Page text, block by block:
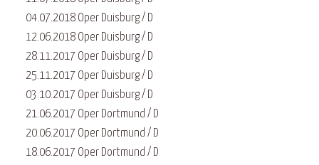
04.07.2018 Oper Duisburg / D
12.06.2018 Oper Duisburg / D
28.11.2017 Oper Duisburg / D
25.11.2017 Oper Duisburg / D
03.10.2017 Oper Duisburg / D
21.06.2017 Oper Dortmund / D
20.06.2017 Oper Dortmund / D
18.06.2017 Oper Dortmund / D